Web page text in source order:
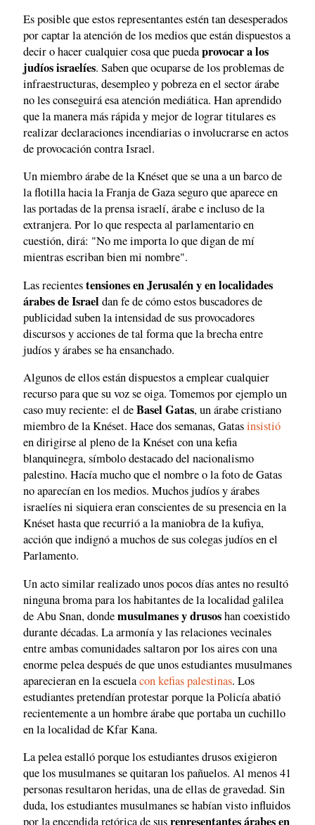
Es posible que estos representantes estén tan desesperados
por captar la atención de los medios que están dispuestos a
decir o hacer cualquier cosa que puedaprovocar a los
judíos israelíes. Saben que ocuparse de los problemas de
infraestructuras, desempleo y pobreza en el sector árabe
no les conseguirá esa atención mediática. Han aprendido
que la manera más rápida y mejor de lograr titulares es
realizar declaraciones incendiarias o involucrarse en actos
de provocación contra Israel.
Un miembro árabe de la Knéset que se una a un barco de
la flotilla hacia la Franja de Gaza seguro que aparece en
las portadas de la prensa israelí, árabe e incluso de la
extranjera. Por lo que respecta al parlamentario en
cuestión, dirá: "No me importa lo que digan de mí
mientras escriban bien mi nombre".
Las recientestensiones en Jerusalén y en localidades
árabes de Israel dan fe de cómo estos buscadores de
publicidad suben la intensidad de sus provocadores
discursos y acciones de tal forma que la brecha entre
judíos y árabes se ha ensanchado.
Algunos de ellos están dispuestos a emplear cualquier
recurso para que su voz se oiga. Tomemos por ejemplo un
caso muy reciente: el deBasel Gatas, un árabe cristiano
miembro de la Knéset. Hace dos semanas, Gatasinsistió
en dirigirse al pleno de la Knéset con una kefia
blanquinegra, símbolo destacado del nacionalismo
palestino. Hacía mucho que el nombre o la foto de Gatas
no aparecían en los medios. Muchos judíos y árabes
israelíes ni siquiera eran conscientes de su presencia en la
Knéset hasta que recurrió a la maniobra de la kufiya,
acción que indignó a muchos de sus colegas judíos en el
Parlamento.
Un acto similar realizado unos pocos días antes no resultó
ninguna broma para los habitantes de la localidad galilea
de Abu Snan, dondemusulmanes y drusoshan coexistido
durante décadas. La armonía y las relaciones vecinales
entre ambas comunidades saltaron por los aires con una
enorme pelea después de que unos estudiantes musulmanes
aparecieran en la escuelacon kefias palestinas. Los
estudiantes pretendían protestar porque la Policía abatió
recientemente a un hombre árabe que portaba un cuchillo
en la localidad de Kfar Kana.
La pelea estalló porque los estudiantes drusos exigieron
que los musulmanes se quitaran los pañuelos. Al menos 41
personas resultaron heridas, una de ellas de gravedad. Sin
duda, los estudiantes musulmanes se habían visto influidos
por la encendida retórica de susrepresentantes árabes en